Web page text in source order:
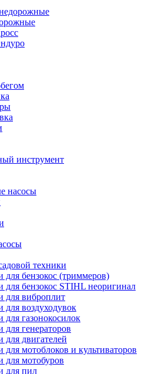
инструмент
насосы
техники
для бензокос (триммеров)
для бензокос STIHL неоригинал
для виброплит
для воздуходувок
для газонокосилок
для генераторов
для двигателей
для мотоблоков и культиваторов
для мотобуров
для пил